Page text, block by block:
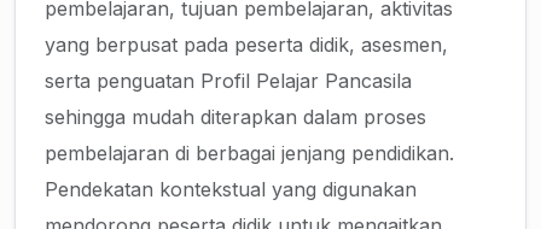
pembelajaran, tujuan pembelajaran, aktivitas
yang berpusat pada peserta didik, asesmen,
serta penguatan Profil Pelajar Pancasila
sehingga mudah diterapkan dalam proses
pembelajaran di berbagai jenjang pendidikan.
Pendekatan kontekstual yang digunakan